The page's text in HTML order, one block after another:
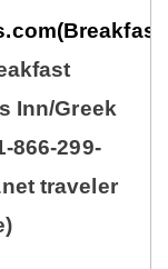
Inn/Greek
866-299-
traveler